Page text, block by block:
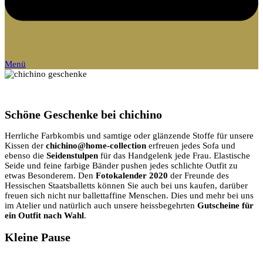
Menü
Schöne Geschenke bei chichino
Herrliche Farbkombis und samtige oder glänzende Stoffe für unsere
Kissen der chichino@home-collection erfreuen jedes Sofa und
ebenso die Seidenstulpen für das Handgelenk jede Frau. Elastische
Seide und feine farbige Bänder pushen jedes schlichte Outfit zu
etwas Besonderem. Den Fotokalender 2020 der Freunde des
Hessischen Staatsballetts können Sie auch bei uns kaufen, darüber
freuen sich nicht nur ballettaffine Menschen. Dies und mehr bei uns
im Atelier und natürlich auch unsere heissbegehrten Gutscheine für
ein Outfit nach Wahl.
Kleine Pause